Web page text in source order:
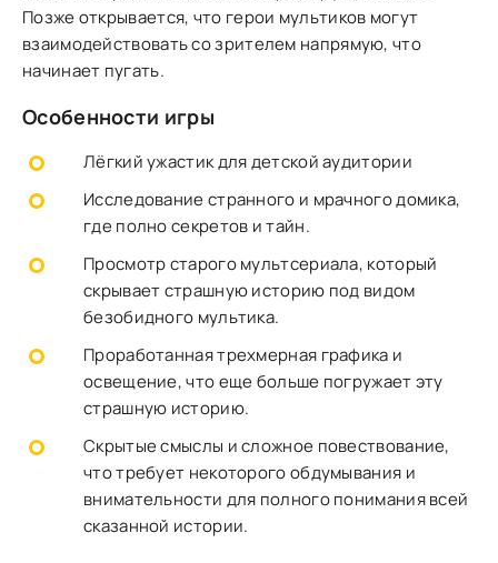
Позже открывается, что герои мультиков могут
взаимодействовать со зрителем напрямую, что
начинает пугать.
Особенности игры
Лёгкий ужастик для детской аудитории
Исследование странного и мрачного домика,
где полно секретов и тайн.
Просмотр старого мультсериала, который
скрывает страшную историю под видом
безобидного мультика.
Проработанная трехмерная графика и
освещение, что еще больше погружает эту
страшную историю.
Скрытые смыслы и сложное повествование,
что требует некоторого обдумывания и
внимательности для полного понимания всей
сказанной истории.